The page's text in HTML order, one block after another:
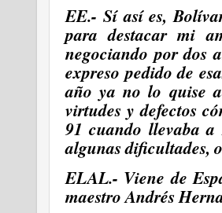
EE.- Sí así es,
para destacar mi
negociando por dos
expreso pedido de
año ya no lo quise
virtudes y defectos
91 cuando llevaba
algunas dificultades,
ELAL.- Viene de
maestro Andrés